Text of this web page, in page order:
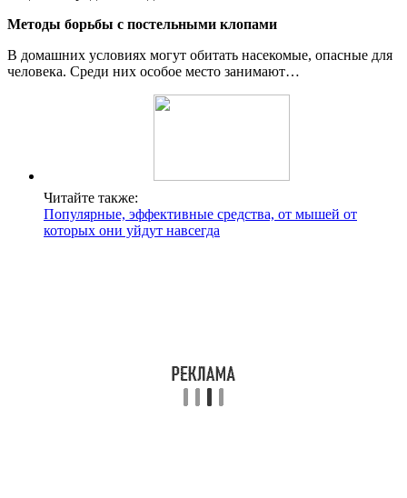
Методы борьбы с постельными клопами
В домашних условиях могут обитать насекомые, опасные для
человека. Среди них особое место занимают…
Читайте также:
Популярные, эффективные средства, от мышей от
которых они уйдут навсегда